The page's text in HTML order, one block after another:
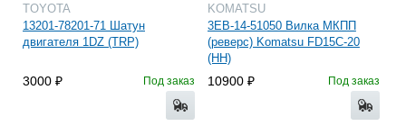
TOYOTA
13201-78201-71 Шатун
двигателя 1DZ (TRP)
3000 Под заказ
KOMATSU
3EB-14-51050 Вилка МКПП
(реверс) Komatsu FD15C-20
(HH)
10900 Под заказ